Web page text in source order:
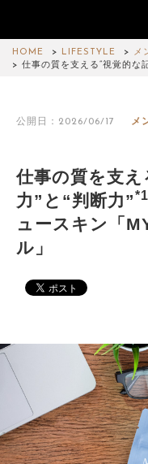
HOME LIFESTYLE
メ
仕事の質を支える“視覚的な
公開日：2026/06/17 メ
仕事の質を支
力”と“判断力”*1
ュースキン「
ル」